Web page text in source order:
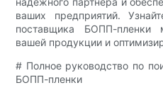
ваших предприятий.
поставщика БОПП-пленки
вашей продукции и
# Полное руководство по
БОПП-пленки